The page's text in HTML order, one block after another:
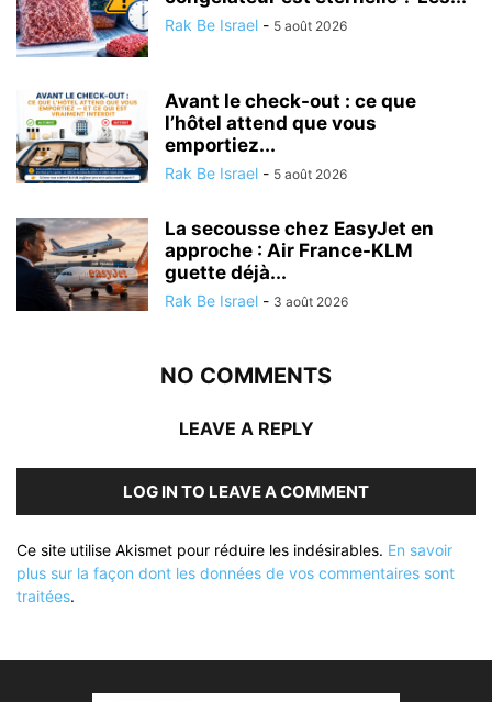
Rak Be Israel - 5 août 2026
Avant le check-out : ce que
l’hôtel attend que vous
emportiez...
Rak Be Israel - 5 août 2026
La secousse chez EasyJet en
approche : Air France-KLM
guette déjà...
Rak Be Israel - 3 août 2026
NO COMMENTS
LEAVE A REPLY
LOG IN TO LEAVE A COMMENT
Ce site utilise Akismet pour réduire les indésirables. En savoir
plus sur la façon dont les données de vos commentaires sont
traitées.